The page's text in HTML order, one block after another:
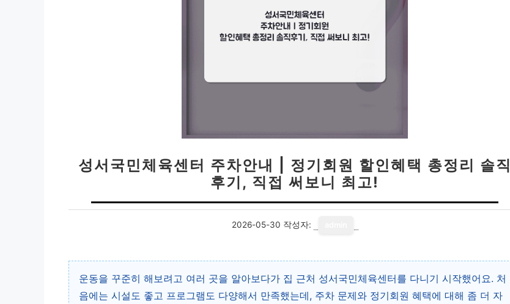
성서국민체육센터 주차안내 | 정기회원 할인혜택 총정리 솔직
후기, 직접 써보니 최고!
2026-05-30 작성자:
운동을 꾸준히 해보려고 여러 곳을 알아보다가 집 근처 성서국민체육센터를 다니기 시작했어요. 처
음에는 시설도 좋고 프로그램도 다양해서 만족했는데, 주차 문제와 정기회원 혜택에 대해 좀 더 자